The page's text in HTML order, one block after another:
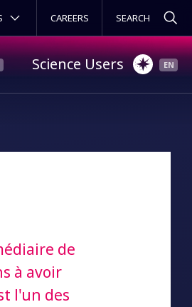
MENU
CAREERS
Science Users
de
à avoir
l'un des